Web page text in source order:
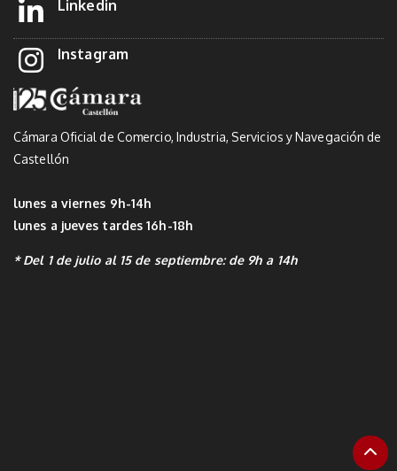
Linkedin
Instagram
Cámara Oficial de Comercio, Industria, Servicios y Navegación de
Castellón
lunes a viernes 9h-14h
lunes a jueves tardes 16h-18h
* Del 1 de julio al 15 de septiembre: de 9h a 14h